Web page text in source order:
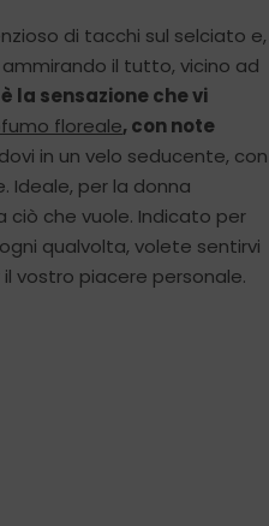
di tacchi sul selciato e,
il tutto, vicino ad
la sensazione che vi
floreale, con note
in un velo seducente, con
Ideale, per la donna
ciò che vuole. Indicato per
qualvolta, volete sentirvi
vostro piacere personale.